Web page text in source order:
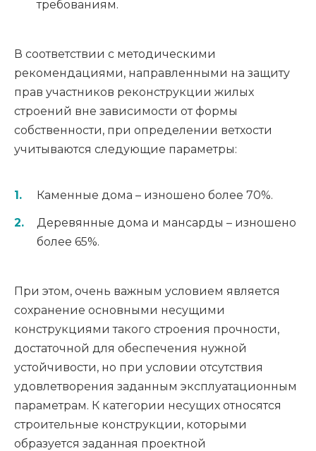
требованиям.
В соответствии с методическими
рекомендациями, направленными на защиту
прав участников реконструкции жилых
строений вне зависимости от формы
собственности, при определении ветхости
учитываются следующие параметры:
Каменные дома – изношено более 70%.
Деревянные дома и мансарды – изношено
более 65%.
При этом, очень важным условием является
сохранение основными несущими
конструкциями такого строения прочности,
достаточной для обеспечения нужной
устойчивости, но при условии отсутствия
удовлетворения заданным эксплуатационным
параметрам. К категории несущих относятся
строительные конструкции, которыми
образуется заданная проектной